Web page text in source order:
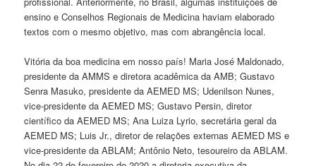
ensino e Conselhos Regionais de Medicina haviam elaborado
textos com o mesmo objetivo, mas com abrangência local.
Vitória da boa medicina em nosso país! Maria José Maldonado,
presidente da AMMS e diretora acadêmica da AMB; Gustavo
Senra Masuko, presidente da AEMED MS; Udenilson Nunes,
vice-presidente da AEMED MS; Gustavo Persin, diretor
científico da AEMED MS; Ana Luiza Lyrio, secretária geral da
AEMED MS; Luis Jr., diretor de relações externas AEMED MS e
vice-presidente da ABLAM; Antônio Neto, tesoureiro da ABLAM.